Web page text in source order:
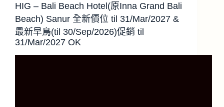
HIG – Bali Beach Hotel(原Inna Grand Bali
Beach) Sanur 全新價位 til 31/Mar/2027 &
最新早鳥(til 30/Sep/2026)促銷 til
31/Mar/2027 OK